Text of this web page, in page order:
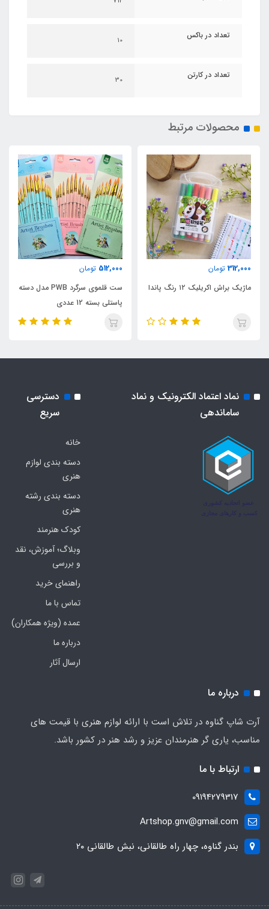
تعداد در باکس 10
تعداد در کارتن 30
محصولات مرتبط
312,000 تومان
ماژیک براش اکریلیک ۱۲ رنگ پاندا
512,000 تومان
ست قلموی سرگرد PWB مدل دسته
پاستلی بسته 12 عددی
نماد اعتماد الکترونیک و نماد
ساماندهی
دسترسی
سریع
خانه
دسته بندی لوازم
هنری
دسته بندی رشته
هنری
کودک هنرمند
وبلاگ؛ آموزش، نقد
و بررسی
راهنمای خرید
تماس با ما
عمده (ویژه همکاران)
درباره ما
ارسال آثار
درباره ما
آرت شاپ گناوه در تلاش است با ارائه لوازم هنری با قیمت های
مناسب، یاری گر هنرمندان عزیز و رشد هنر در کشور باشد.
ارتباط با ما
09194279317
Artshop.gnv@gmail.com
بندر گناوه، چهار راه طالقانی، نبش طالقانی ۲۰